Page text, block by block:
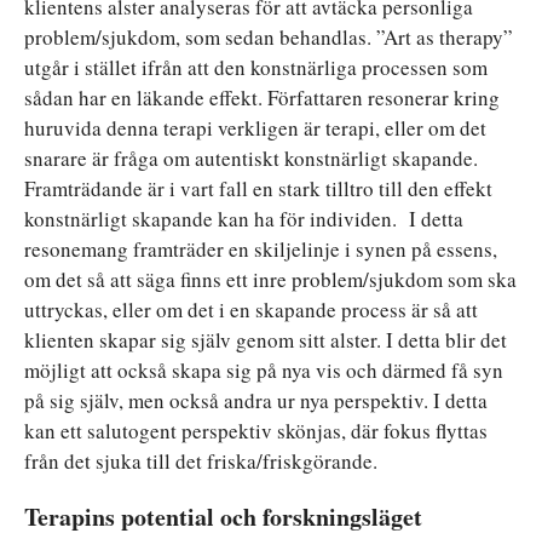
klientens alster analyseras för att avtäcka personliga
problem/sjukdom, som sedan behandlas. ”Art as therapy”
utgår i stället ifrån att den konstnärliga processen som
sådan har en läkande effekt. Författaren resonerar kring
huruvida denna terapi verkligen är terapi, eller om det
snarare är fråga om autentiskt konstnärligt skapande.
Framträdande är i vart fall en stark tilltro till den effekt
konstnärligt skapande kan ha för individen. I detta
resonemang framträder en skiljelinje i synen på essens,
om det så att säga finns ett inre problem/sjukdom som ska
uttryckas, eller om det i en skapande process är så att
klienten skapar sig själv genom sitt alster. I detta blir det
möjligt att också skapa sig på nya vis och därmed få syn
på sig själv, men också andra ur nya perspektiv. I detta
kan ett salutogent perspektiv skönjas, där fokus flyttas
från det sjuka till det friska/friskgörande.
Terapins potential och forskningsläget